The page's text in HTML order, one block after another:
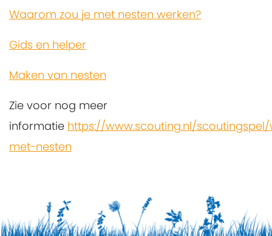
Waarom zou je met nesten werken?
Gids en helper
Maken van nesten
Zie voor nog meer
informatie https://www.scouting.nl/
met-nesten